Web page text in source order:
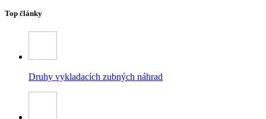
Top články
Druhy vykladacích zubných náhrad